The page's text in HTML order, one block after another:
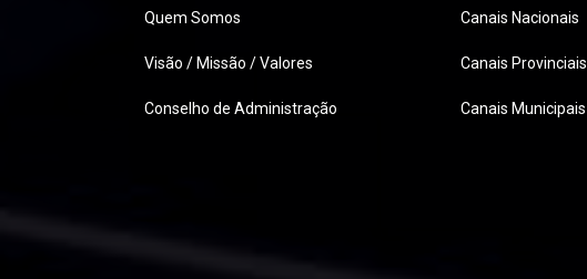
Quem Somos
Visão / Missão / Valores
Conselho de Administração
Canais Nacionais
Canais Provinciais
Canais Municipais